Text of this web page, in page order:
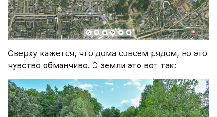
Сверху кажется, что дома совсем рядом, но это
чувство обманчиво. С земли это вот так: